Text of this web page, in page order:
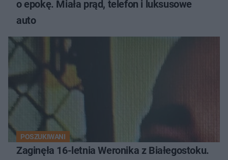
o epokę. Miała prąd, telefon i luksusowe
auto
POSZUKIWANI
Zaginęła 16-letnia Weronika z Białegostoku.